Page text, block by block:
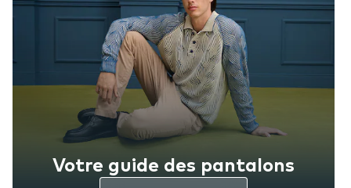
Votre guide des pantalons